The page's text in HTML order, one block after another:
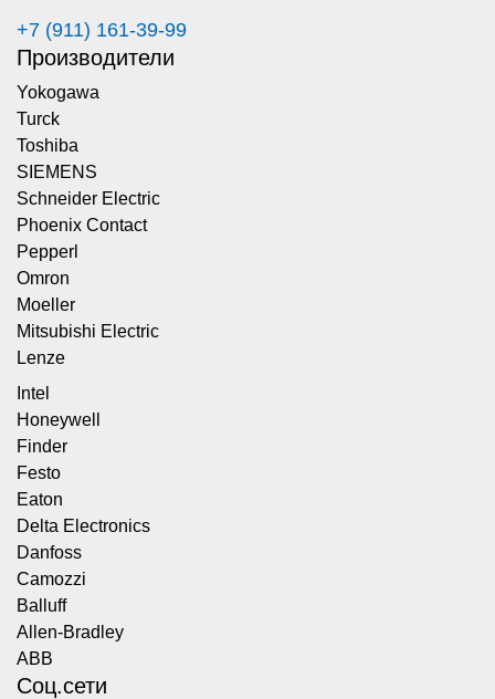
+7 (911) 161-39-99
Производители
Yokogawa
Turck
Toshiba
SIEMENS
Schneider Electric
Phoenix Contact
Pepperl
Omron
Moeller
Mitsubishi Electric
Lenze
Intel
Honeywell
Finder
Festo
Eaton
Delta Electronics
Danfoss
Camozzi
Balluff
Allen-Bradley
ABB
Соц.сети